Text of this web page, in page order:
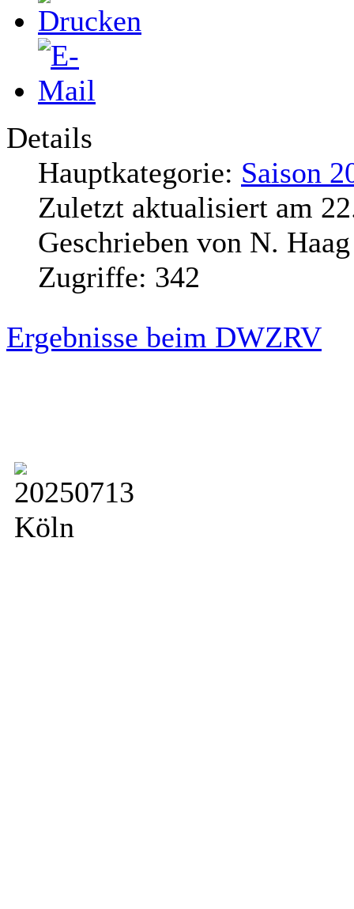
Details
Hauptkategorie: Saison
Zuletzt aktualisiert am
Geschrieben von N. Haag
Zugriffe: 342
Ergebnisse beim DWZRV